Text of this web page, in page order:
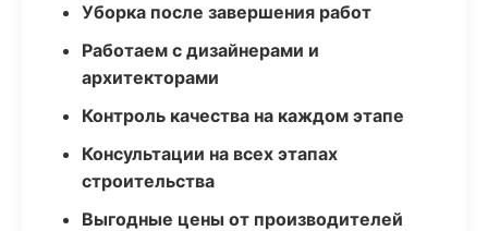
Уборка после завершения работ
Работаем с дизайнерами и
архитекторами
Контроль качества на каждом этапе
Консультации на всех этапах
строительства
Выгодные цены от производителей